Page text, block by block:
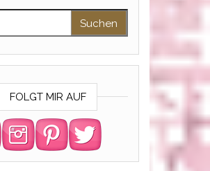
FOLGT MIR AUF